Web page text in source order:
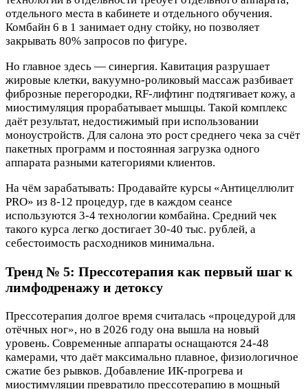
отдельного места в кабинете и отдельного обучения.
Комбайн 6 в 1 занимает одну стойку, но позволяет
закрывать 80% запросов по фигуре.
Но главное здесь — синергия. Кавитация разрушает
жировые клетки, вакуумно-роликовый массаж разбивает
фиброзные перегородки, RF-лифтинг подтягивает кожу, а
миостимуляция прорабатывает мышцы. Такой комплекс
даёт результат, недостижимый при использовании
моноустройств. Для салона это рост среднего чека за счёт
пакетных программ и постоянная загрузка одного
аппарата разными категориями клиентов.
На чём зарабатывать: Продавайте курсы «Антицеллюлит
PRO» из 8-12 процедур, где в каждом сеансе
используются 3-4 технологии комбайна. Средний чек
такого курса легко достигает 30-40 тыс. рублей, а
себестоимость расходников минимальна.
Тренд № 5: Прессотерапия как первый шаг к
лимфодренажу и детоксу
Прессотерапия долгое время считалась «процедурой для
отёчных ног», но в 2026 году она вышла на новый
уровень. Современные аппараты оснащаются 24-48
камерами, что даёт максимально плавное, физиологичное
сжатие без рывков. Добавление ИК-прогрева и
миостимуляции превратило прессотерапию в мощный